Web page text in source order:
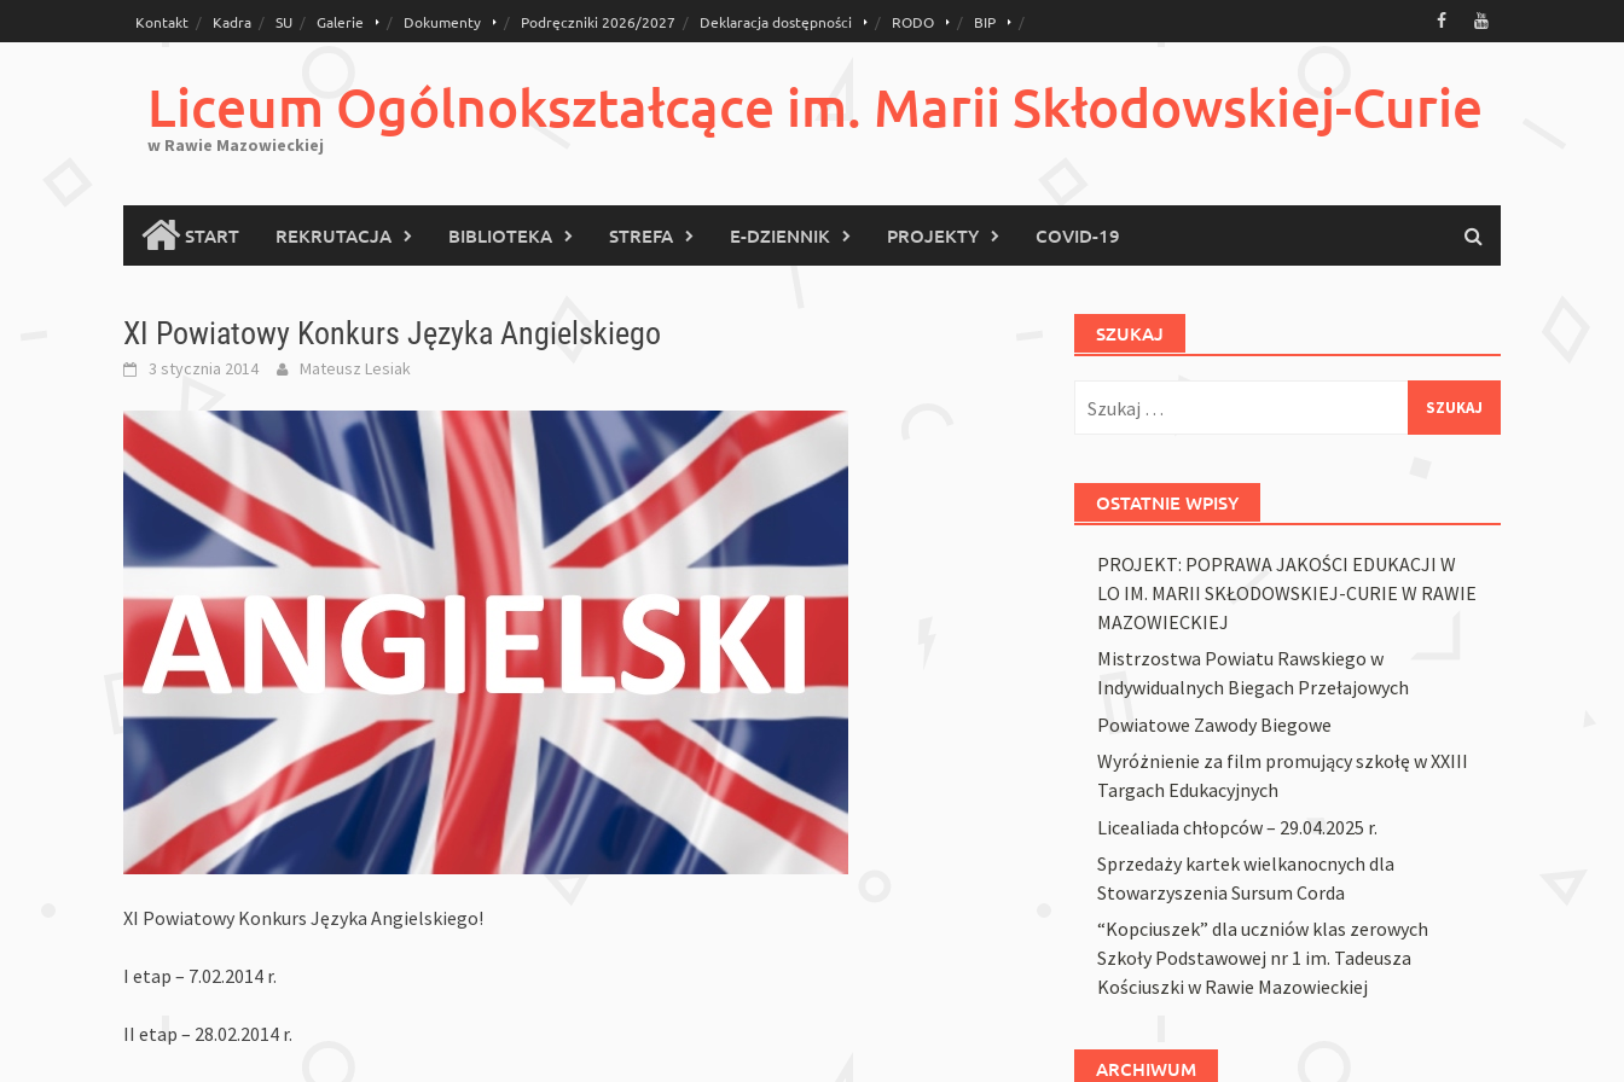
to
Kontakt Kadra SU Galerie Dokumenty Podręczniki 2026/2027 Deklaracja dostępności RODO BIP
Liceum Ogólnokształcące im. Marii Skłodowskiej-Curie
w Rawie Mazowieckiej
START REKRUTACJA BIBLIOTEKA STREFA E-DZIENNIK PROJEKTY COVID-19
XI Powiatowy Konkurs Języka Angielskiego
3 stycznia 2014 Mateusz Lesiak
XI Powiatowy Konkurs Języka Angielskiego!
I etap – 7.02.2014 r.
II etap – 28.02.2014 r.
SZUKAJ
OSTATNIE WPISY
PROJEKT: POPRAWA JAKOŚCI EDUKACJI W
LO IM. MARII SKŁODOWSKIEJ-CURIE W RAWIE
MAZOWIECKIEJ
Mistrzostwa Powiatu Rawskiego w
Indywidualnych Biegach Przełajowych
Powiatowe Zawody Biegowe
Wyróżnienie za film promujący szkołę w XXIII
Targach Edukacyjnych
Licealiada chłopców – 29.04.2025 r.
Sprzedaży kartek wielkanocnych dla
Stowarzyszenia Sursum Corda
“Kopciuszek” dla uczniów klas zerowych
Szkoły Podstawowej nr 1 im. Tadeusza
Kościuszki w Rawie Mazowieckiej
ARCHIWUM